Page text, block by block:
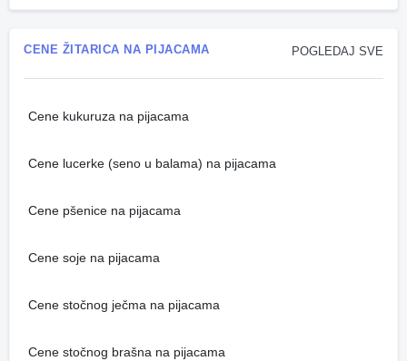
POGLEDAJ SVE
CENE ŽITARICA NA PIJACAMA
Cene kukuruza na pijacama
Cene lucerke (seno u balama) na pijacama
Cene pšenice na pijacama
Cene soje na pijacama
Cene stočnog ječma na pijacama
Cene stočnog brašna na pijacama